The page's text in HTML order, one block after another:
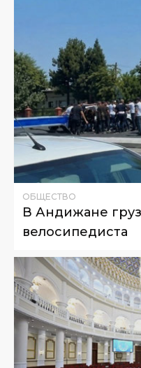
ОБЩЕСТВО
В Андижане
велосипедиста